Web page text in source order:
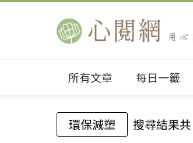
所有文章 每日一籤
環保減塑 搜尋結果共